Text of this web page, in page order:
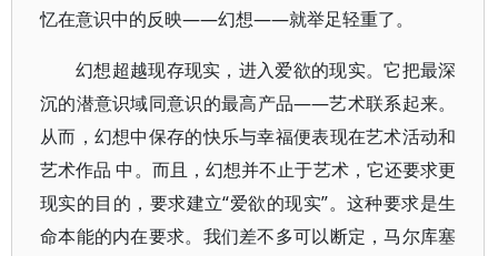
忆在意识中的反映——幻想——就举足轻重了。
幻想超越现存现实，进入爱欲的现实。它把最深
沉的潜意识域同意识的最高产品——艺术联系起来。
从而，幻想中保存的快乐与幸福便表现在艺术活动和
艺术作品 中。而且，幻想并不止于艺术，它还要求更
现实的目的，要求建立“爱欲的现实”。这种要求是生
命本能的内在要求。我们差不多可以断定，马尔库塞